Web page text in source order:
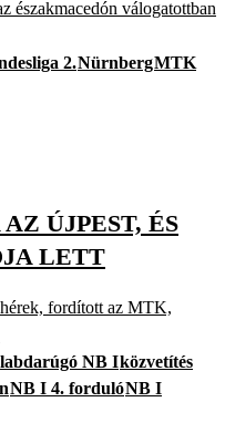
északmacedón válogatottban
2.NürnbergMTK
ÚJPEST, ÉS
LETT
fordított az MTK,
labdarúgó NB Iközvetítés
NB I 4. fordulóNB I